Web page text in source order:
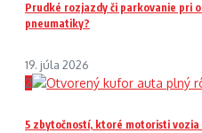
Prudké rozjazdy či parkovanie pri
pneumatiky?
19. júla 2026
2
5 zbytočností, ktoré motoristi